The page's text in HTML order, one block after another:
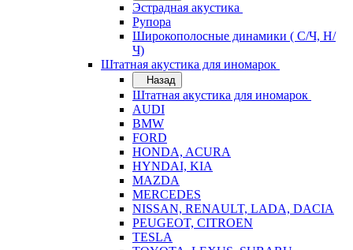
Эстрадная акустика
Рупора
Широкополосные динамики ( С/Ч, Н/
Ч)
Штатная акустика для иномарок
Назад
Штатная акустика для иномарок
AUDI
BMW
FORD
HONDA, ACURA
HYNDAI, KIA
MAZDA
MERCEDES
NISSAN, RENAULT, LADA, DACIA
PEUGEOT, CITROEN
TESLA